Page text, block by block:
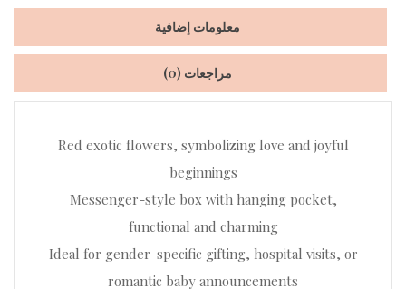
معلومات إضافية
مراجعات (0)
Red exotic flowers, symbolizing love and joyful
beginnings
Messenger-style box with hanging pocket,
functional and charming
Ideal for gender-specific gifting, hospital visits, or
romantic baby announcements